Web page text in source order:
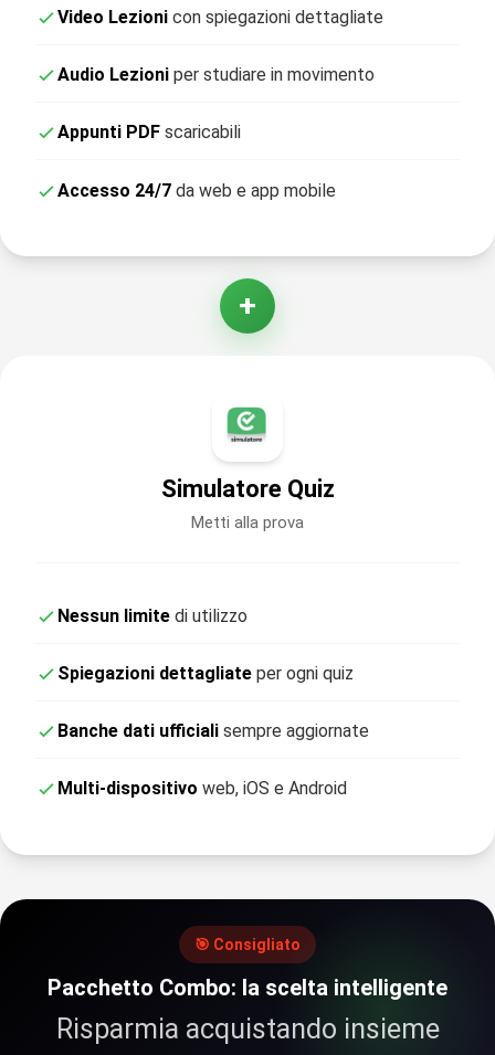
Video Lezioni con spiegazioni dettagliate
Audio Lezioni per studiare in movimento
Appunti PDF scaricabili
Accesso 24/7 da web e app mobile
+
Simulatore Quiz
Metti alla prova
Nessun limite di utilizzo
Spiegazioni dettagliate per ogni quiz
Banche dati ufficiali sempre aggiornate
Multi-dispositivo web, iOS e Android
🎯 Consigliato
Pacchetto Combo: la scelta intelligente
Risparmia acquistando insieme